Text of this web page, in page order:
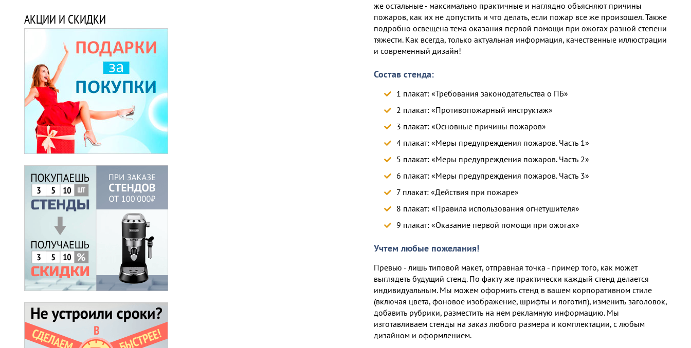
АКЦИИ И СКИДКИ
же остальные - максимально практичные и наглядно объясняют причины
пожаров, как их не допустить и что делать, если пожар все же произошел. Также
подробно освещена тема оказания первой помощи при ожогах разной степени
тяжести. Как всегда, только актуальная информация, качественные иллюстрации
и современный дизайн!
Состав стенда:
1 плакат: «Требования законодательства о ПБ»
2 плакат: «Противопожарный инструктаж»
3 плакат: «Основные причины пожаров»
4 плакат: «Меры предупреждения пожаров. Часть 1»
5 плакат: «Меры предупреждения пожаров. Часть 2»
6 плакат: «Меры предупреждения пожаров. Часть 3»
7 плакат: «Действия при пожаре»
8 плакат: «Правила использования огнетушителя»
9 плакат: «Оказание первой помощи при ожогах»
Учтем любые пожелания!
Превью - лишь типовой макет, отправная точка - пример того, как может
выглядеть будущий стенд. По факту же практически каждый стенд делается
индивидуальным. Мы можем оформить стенд в вашем корпоративном стиле
(включая цвета, фоновое изображение, шрифты и логотип), изменить заголовок,
добавить рубрики, разместить на нем рекламную информацию. Мы
изготавливаем стенды на заказ любого размера и комплектации, c любым
дизайном и оформлением.